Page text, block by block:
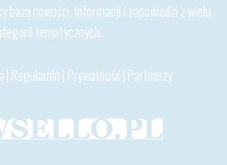
bazą nowości, informacji i zapowiedzi z wielu
tematycznych.
| Regulamin | Prywatność| Partnerzy